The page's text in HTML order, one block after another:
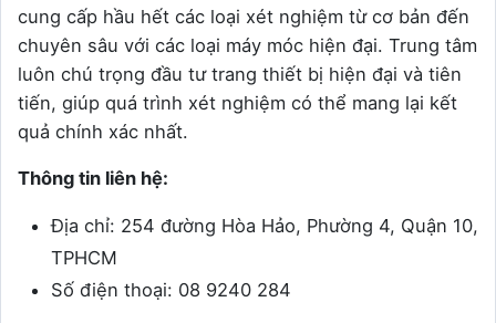
cung cấp hầu hết các loại xét nghiệm từ cơ bản đến
chuyên sâu với các loại máy móc hiện đại. Trung tâm
luôn chú trọng đầu tư trang thiết bị hiện đại và tiên
tiến, giúp quá trình xét nghiệm có thể mang lại kết
quả chính xác nhất.
Thông tin liên hệ:
Địa chỉ: 254 đường Hòa Hảo, Phường 4, Quận 10,
TPHCM
Số điện thoại: 08 9240 284